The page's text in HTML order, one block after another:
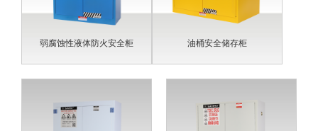
弱腐蚀性液体防火安全柜 油桶安全储存柜